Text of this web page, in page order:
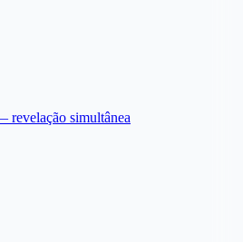
revelação simultânea